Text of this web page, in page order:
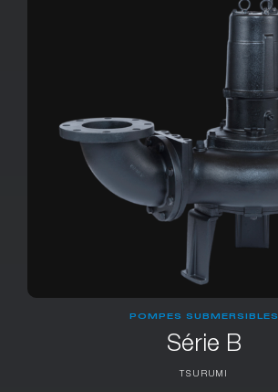
POMPES SUBMERSIBLES
Série B
TSURUMI